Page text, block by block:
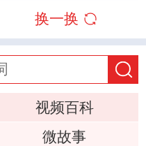
换一换
视频百科
微故事